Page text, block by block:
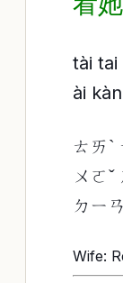
tài tai
ài
ㄊㄞˋ
ㄨㄛˇ
ㄉㄧ
Wife: